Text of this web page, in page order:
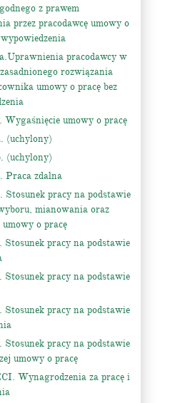
z prawem
przez pracodawcę umowy o
pracodawcy w
rozwiązania
umowy o pracę bez
Wygaśnięcie umowy o pracę
(uchylony)
(uchylony)
Praca zdalna
Stosunek pracy na podstawie
mianowania oraz
umowy o pracę
Stosunek pracy na podstawie
Stosunek pracy na podstawie
Stosunek pracy na podstawie
Stosunek pracy na podstawie
umowy o pracę
Wynagrodzenia za pracę i